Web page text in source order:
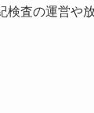
査の運営や